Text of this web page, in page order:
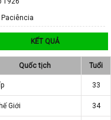
KẾT QUẢ
Quốc tịch Tuổi
33
Giới 34